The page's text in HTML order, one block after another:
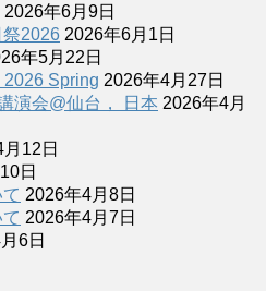
2026年6月9日
2026 2026年6月1日
年5月22日
Spring 2026年4月27日
演会@仙台， 日本 2026年4月
12日
日
2026年4月8日
2026年4月7日
6日